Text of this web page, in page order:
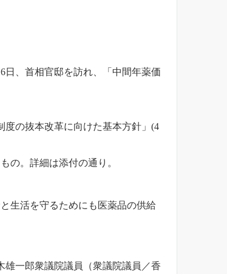
、首相官邸を訪れ、「中間年薬価
の抜本改革に向けた基本方針」(4
の。詳細は添付の通り。
生活を守るためにも医薬品の供給
一郎衆議院議員（衆議院議員／香